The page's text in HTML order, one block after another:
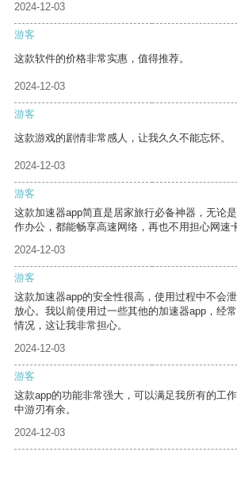
2024-12-03
游客
这款软件的价格非常实惠，值得推荐。
2024-12-03
游客
这款游戏的剧情非常感人，让我久久不能忘怀。
2024-12-03
游客
这款加速器app简直是居家旅行必备神器，无论
作办公，都能畅享高速网络，再也不用担心网速
2024-12-03
游客
这款加速器app的安全性很高，使用过程中不会
放心。我以前使用过一些其他的加速器app，经
情况，这让我非常担心。
2024-12-03
游客
这款app的功能非常强大，可以满足我所有的工
中游刃有余。
2024-12-03